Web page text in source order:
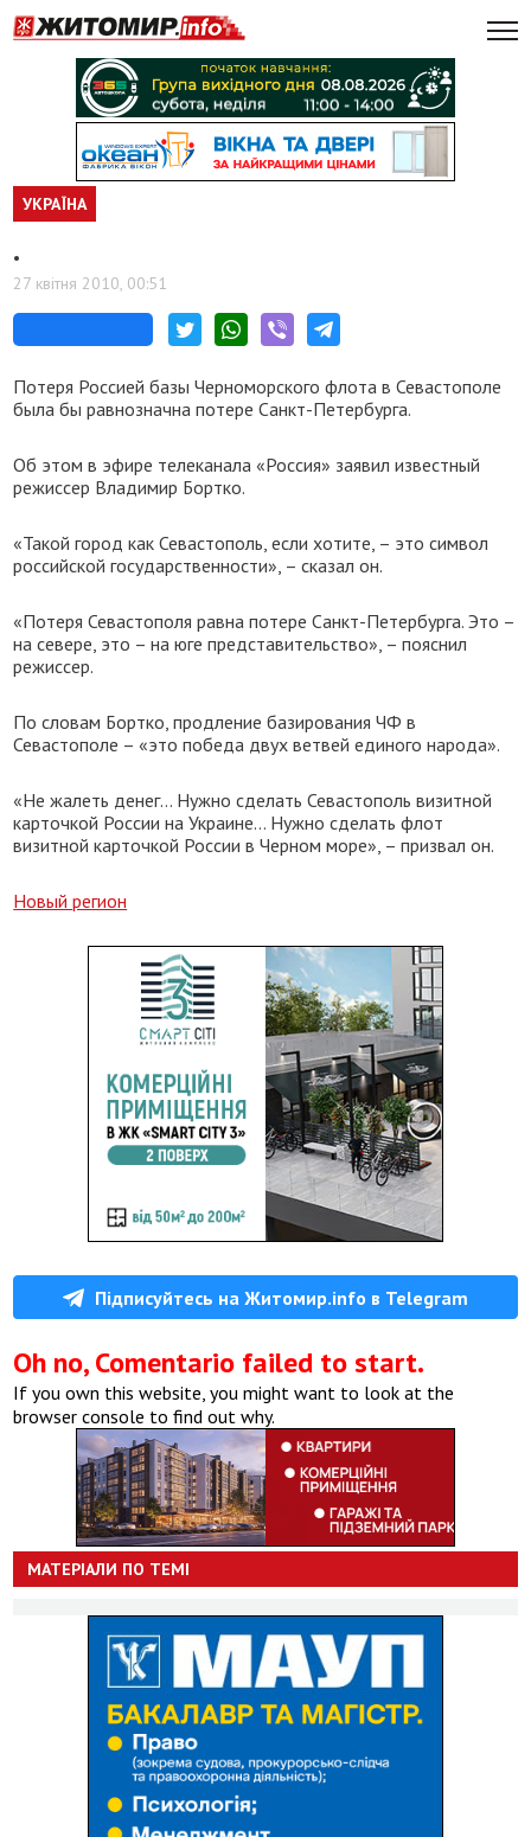
УКРАЇНА
.
27 квітня 2010, 00:51
Потеря Россией базы Черноморского флота в Севастополе
была бы равнозначна потере Санкт-Петербурга.
Об этом в эфире телеканала «Россия» заявил известный
режиссер Владимир Бортко.
«Такой город как Севастополь, если хотите, – это символ
российской государственности», – сказал он.
«Потеря Севастополя равна потере Санкт-Петербурга. Это –
на севере, это – на юге представительство», – пояснил
режиссер.
По словам Бортко, продление базирования ЧФ в
Севастополе – «это победа двух ветвей единого народа».
«Не жалеть денег… Нужно сделать Севастополь визитной
карточкой России на Украине… Нужно сделать флот
визитной карточкой России в Черном море», – призвал он.
Новый регион
Підписуйтесь на Житомир.info в Telegram
Oh no, Comentario failed to start.
If you own this website, you might want to look at the
browser console to find out why.
МАТЕРІАЛИ ПО ТЕМІ